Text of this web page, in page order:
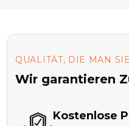
QUALITÄT, DIE MAN
Wir garantieren
Kostenlose